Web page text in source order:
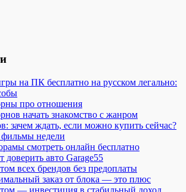
на ПК бесплатно на русском легально:
про отношения
начать знакомство с жанром
зачем ждать, если можно купить сейчас?
недели
смотреть онлайн бесплатно
доверить авто Garage55
всех брендов без предоплаты
заказ от блока — это плюс
— инвестиция в стабильный доход